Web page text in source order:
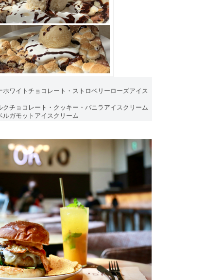
ワイトチョコレート・ストロベリーローズアイス
クチョコレート・クッキー・バニラアイスクリーム
ガモットアイスクリーム